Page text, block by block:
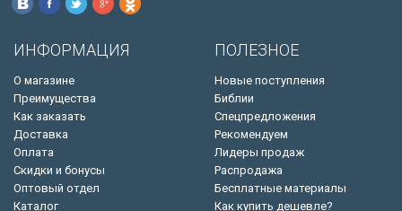
ИНФОРМАЦИЯ
О магазине
Преимущества
Как заказать
Доставка
Оплата
Скидки и бонусы
Оптовый отдел
Каталог
ПОЛЕЗНОЕ
Новые поступления
Библии
Спецпредложения
Рекомендуем
Лидеры продаж
Распродажа
Бесплатные материалы
Как купить дешевле?